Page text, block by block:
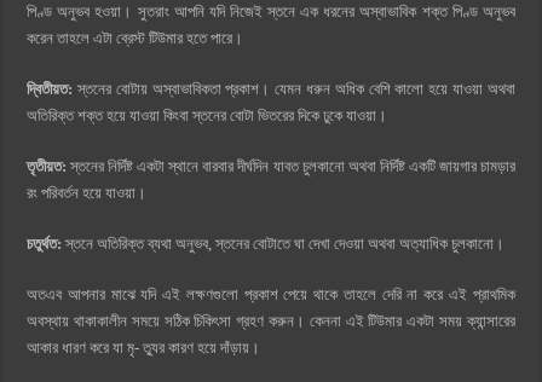
পিণ্ড অনুভব হওয়া। সুতরাং আপনি যদি নিজেই স্তনে এক ধরনের অস্বাভাবিক শক্ত পিণ্ড অনুভব
করেন তাহলে এটা ব্রেস্ট টিউমার হতে পারে।
দ্বিতীয়ত: স্তনের বোটায় অস্বাভাবিকতা প্রকাশ। যেমন ধরুন অধিক বেশি কালো হয়ে যাওয়া অথবা
অতিরিক্ত শক্ত হয়ে যাওয়া কিংবা স্তনের বোটা ভিতরের দিকে ঢুকে যাওয়া।
তৃতীয়ত: স্তনের নির্দিষ্ট একটা স্থানে বারবার দীর্ঘদিন যাবত চুলকানো অথবা নির্দিষ্ট একটি জায়গার চামড়ার
রং পরিবর্তন হয়ে যাওয়া।
চতুর্থত: স্তনে অতিরিক্ত ব্যথা অনুভব, স্তনের বোটাতে ঘা দেখা দেওয়া অথবা অত্যাধিক চুলকানো।
অতএব আপনার মাঝে যদি এই লক্ষণগুলো প্রকাশ পেয়ে থাকে তাহলে দেরি না করে এই প্রাথমিক
অবস্থায় থাকাকালীন সময়ে সঠিক চিকিৎসা গ্রহণ করুন। কেননা এই টিউমার একটা সময় ক্যান্সারের
আকার ধারণ করে যা মৃ- ত্যুর কারণ হয়ে দাঁড়ায়।